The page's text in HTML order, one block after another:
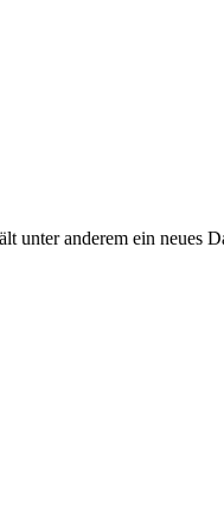
unter anderem ein neues